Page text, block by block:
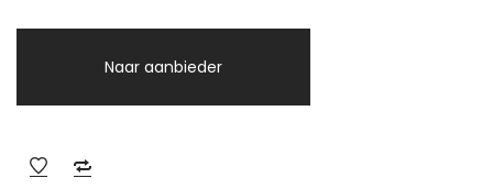
Naar aanbieder